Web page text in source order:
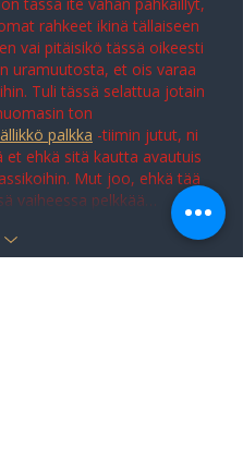
rahkeet ikinä tällaiseen
vai pitäisikö tässä oikeesti
uramuutosta, et ois varaa
Tuli tässä selattua jotain
ton
palkka -tiimin jutut, ni
et ehkä sitä kautta avautuis
Mut joo, ehkä tää
vaiheessa pelkkää…